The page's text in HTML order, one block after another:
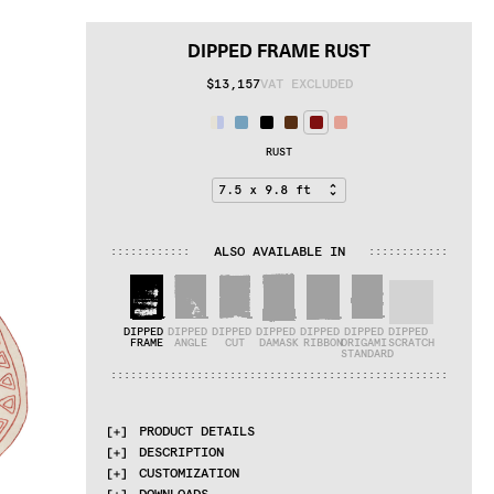
DIPPED FRAME RUST
$13,157VAT EXCLUDED
RUST
: : : : : : : : : : : : ALSO AVAILABLE IN : : : : : : : : : : : :
DIPPED
FRAME
DIPPED
ANGLE
DIPPED
CUT
DIPPED
DAMASK
DIPPED
RIBBON
DIPPED
ORIGAMI
STANDARD
DIPPED
SCRATCH
: : : : : : : : : : : : : : : : : : : : : : : : : : : : : : : : : : : : : : : : : : : : : : : : : : :
PRODUCT DETAILS
MATERIALS
Himalayan wool, silk and aloe
DESCRIPTION
Dipped Collection: A collection based on
CUSTOMIZATION